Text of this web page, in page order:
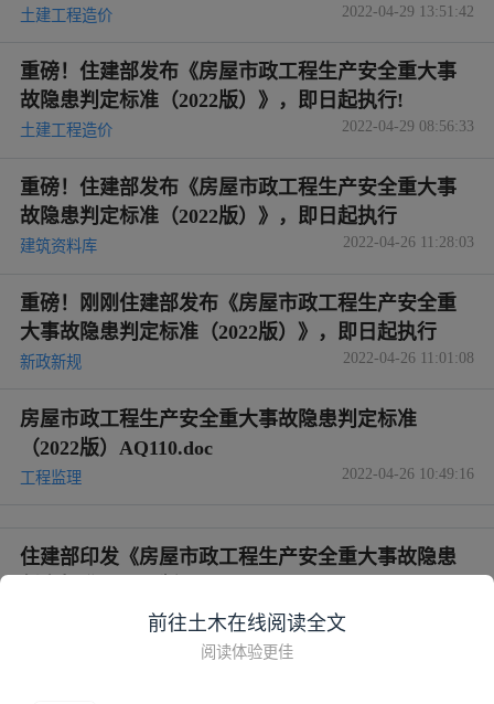
土建工程造价 2022-04-29 13:51:42
重磅！住建部发布《房屋市政工程生产安全重大事
故隐患判定标准（2022版）》，即日起执行!
土建工程造价 2022-04-29 08:56:33
重磅！住建部发布《房屋市政工程生产安全重大事
故隐患判定标准（2022版）》，即日起执行
建筑资料库 2022-04-26 11:28:03
重磅！刚刚住建部发布《房屋市政工程生产安全重
大事故隐患判定标准（2022版）》，即日起执行
新政新规 2022-04-26 11:01:08
房屋市政工程生产安全重大事故隐患判定标准
（2022版）AQ110.doc
工程监理 2022-04-26 10:49:16
住建部印发《房屋市政工程生产安全重大事故隐患
2022-04-26 09:49:46
前往土木在线阅读全文
阅读体验更佳